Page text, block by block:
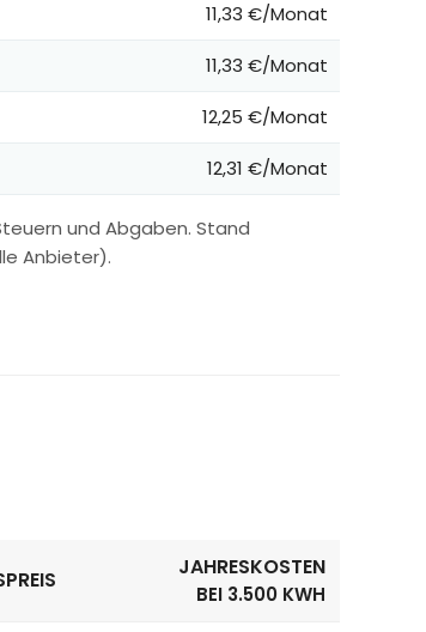
11,33 €/Monat
11,33 €/Monat
12,25 €/Monat
12,31 €/Monat
und Abgaben. Stand
Anbieter).
JAHRESKOSTEN
BEI 3.500 KWH